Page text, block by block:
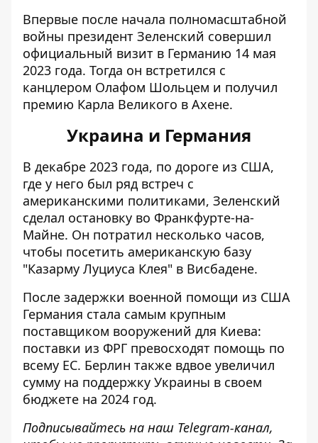
Впервые после начала полномасштабной
войны президент Зеленский совершил
официальный визит в Германию 14 мая
2023 года. Тогда он встретился с
канцлером Олафом Шольцем и получил
премию Карла Великого в Ахене.
Украина и Германия
В декабре 2023 года, по дороге из США,
где у него был ряд встреч с
американскими политиками, Зеленский
сделал остановку во Франкфурте-на-
Майне. Он потратил несколько часов,
чтобы посетить американскую базу
"Казарму Луциуса Клея" в Висбадене.
После задержки военной помощи из США
Германия стала самым крупным
поставщиком вооружений для Киева:
поставки из ФРГ превосходят помощь по
всему ЕС. Берлин также вдвое увеличил
сумму на поддержку Украины в своем
бюджете на 2024 год.
Подписывайтесь на наш Telegram-канал,